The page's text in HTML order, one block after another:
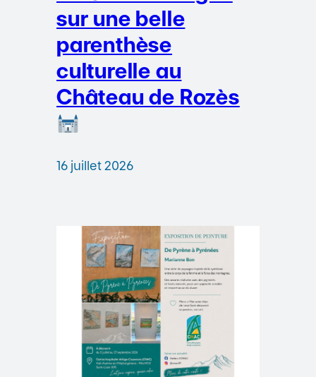
sur une belle
parenthèse
culturelle au
Château de Rozès
16 juillet 2026